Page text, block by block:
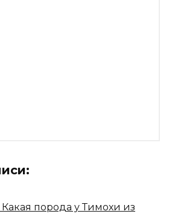
порода у Тимохи из